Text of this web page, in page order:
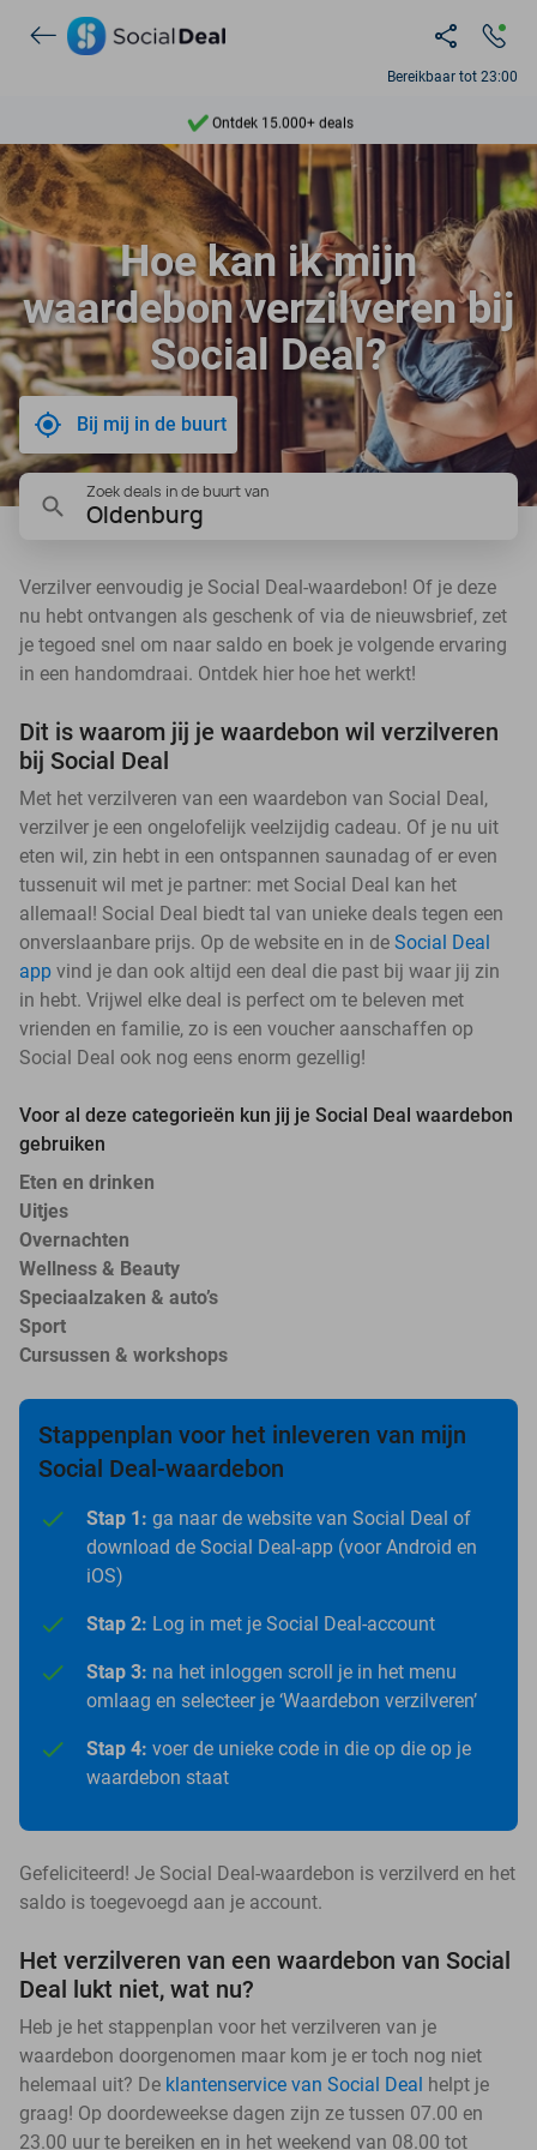
Bereikbaar tot 23:00
Ontdek 15.000+ deals
7 dagen per week beschikbaar
10+ miljoen leden
9,4
Ontdek 15.000+ deals
Hoe kan ik mijn
waardebon verzilveren bij
Social Deal?
Bij mij in de buurt
Zoek deals in de buurt van
Oldenburg
Verzilver eenvoudig je Social Deal-waardebon! Of je deze
nu hebt ontvangen als geschenk of via de nieuwsbrief, zet
je tegoed snel om naar saldo en boek je volgende ervaring
in een handomdraai. Ontdek hier hoe het werkt!
Dit is waarom jij je waardebon wil verzilveren
bij Social Deal
Met het verzilveren van een waardebon van Social Deal,
verzilver je een ongelofelijk veelzijdig cadeau. Of je nu uit
eten wil, zin hebt in een ontspannen saunadag of er even
tussenuit wil met je partner: met Social Deal kan het
allemaal! Social Deal biedt tal van unieke deals tegen een
onverslaanbare prijs. Op de website en in de Social Deal
app vind je dan ook altijd een deal die past bij waar jij zin
in hebt. Vrijwel elke deal is perfect om te beleven met
vrienden en familie, zo is een voucher aanschaffen op
Social Deal ook nog eens enorm gezellig!
Voor al deze categorieën kun jij je Social Deal waardebon
gebruiken
Eten en drinken
Uitjes
Overnachten
Wellness & Beauty
Speciaalzaken & auto’s
Sport
Cursussen & workshops
Stappenplan voor het inleveren van mijn
Social Deal-waardebon
Stap 1: ga naar de website van Social Deal of
download de Social Deal-app (voor Android en
iOS)
Stap 2: Log in met je Social Deal-account
Stap 3: na het inloggen scroll je in het menu
omlaag en selecteer je ‘Waardebon verzilveren’
Stap 4: voer de unieke code in die op die op je
waardebon staat
Gefeliciteerd! Je Social Deal-waardebon is verzilverd en het
saldo is toegevoegd aan je account.
Het verzilveren van een waardebon van Social
Deal lukt niet, wat nu?
Heb je het stappenplan voor het verzilveren van je
waardebon doorgenomen maar kom je er toch nog niet
helemaal uit? De klantenservice van Social Deal helpt je
graag! Op doordeweekse dagen zijn ze tussen 07.00 en
23.00 uur te bereiken en in het weekend van 08.00 tot